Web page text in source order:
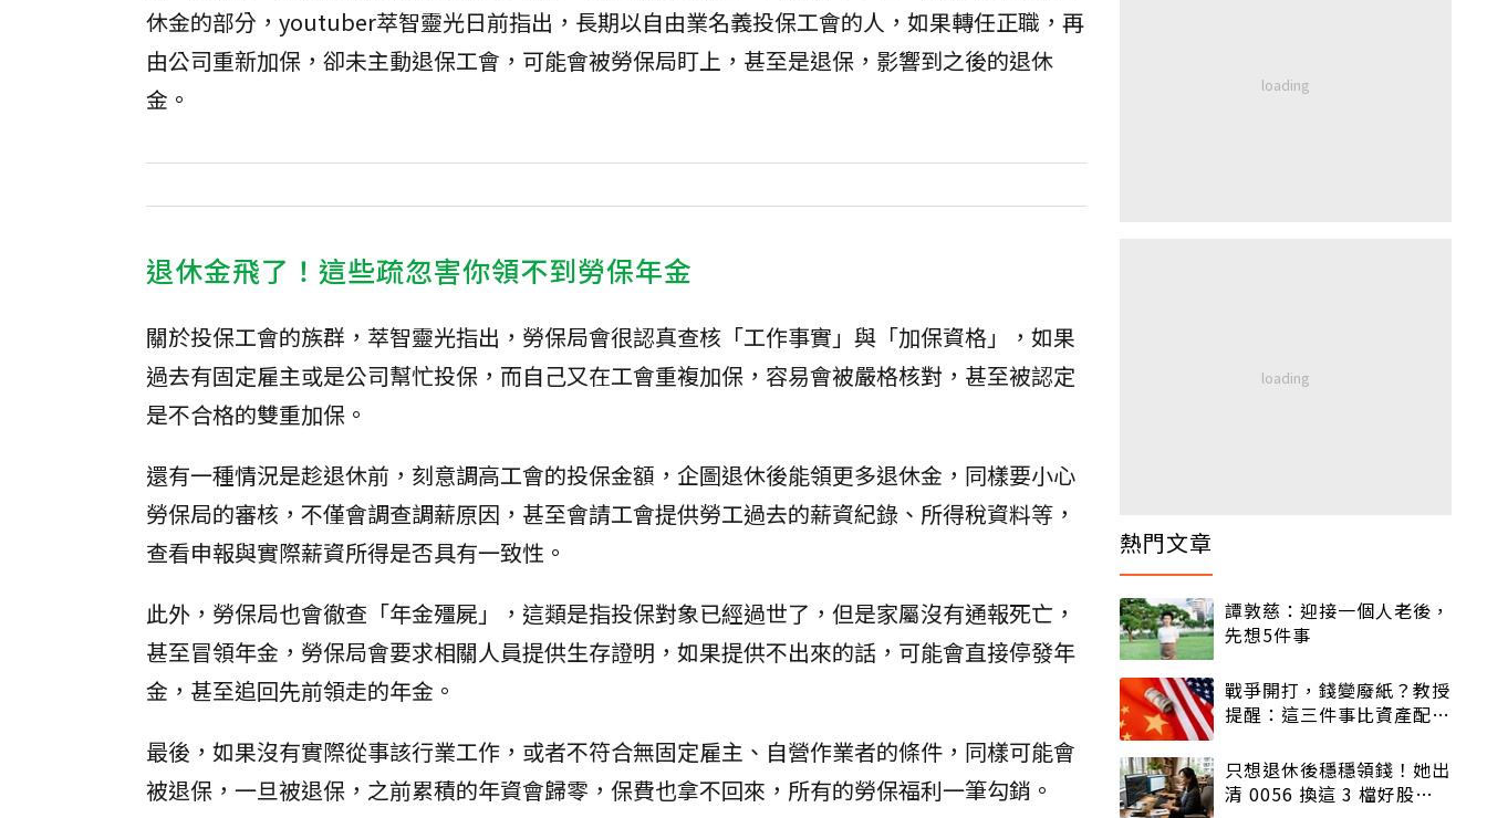
休金的部分，youtuber萃智靈光日前指出，長期以自由業名義投保工會的人，如果轉任正職，再
由公司重新加保，卻未主動退保工會，可能會被勞保局盯上，甚至是退保，影響到之後的退休
金。
退休金飛了！這些疏忽害你領不到勞保年金
關於投保工會的族群，萃智靈光指出，勞保局會很認真查核「工作事實」與「加保資格」，如果
過去有固定雇主或是公司幫忙投保，而自己又在工會重複加保，容易會被嚴格核對，甚至被認定
是不合格的雙重加保。
還有一種情況是趁退休前，刻意調高工會的投保金額，企圖退休後能領更多退休金，同樣要小心
勞保局的審核，不僅會調查調薪原因，甚至會請工會提供勞工過去的薪資紀錄、所得稅資料等，
查看申報與實際薪資所得是否具有一致性。
此外，勞保局也會徹查「年金殭屍」，這類是指投保對象已經過世了，但是家屬沒有通報死亡，
甚至冒領年金，勞保局會要求相關人員提供生存證明，如果提供不出來的話，可能會直接停發年
金，甚至追回先前領走的年金。
最後，如果沒有實際從事該行業工作，或者不符合無固定雇主、自營作業者的條件，同樣可能會
被退保，一旦被退保，之前累積的年資會歸零，保費也拿不回來，所有的勞保福利一筆勾銷。
熱門文章
譚敦慈：迎接一個人老後，
先想5件事
戰爭開打，錢變廢紙？教授
提醒：這三件事比資產配置
只想退休後穩穩領錢！她出
清 0056 換這 3 檔好股：